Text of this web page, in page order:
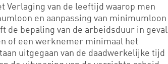
Verlaging van de leeftijd waarop men
en aanpassing van minimumloon
bepaling van de arbeidsduur in geval
of een werknemer minimaal het
uitgegaan van de daadwerkelijke tijd